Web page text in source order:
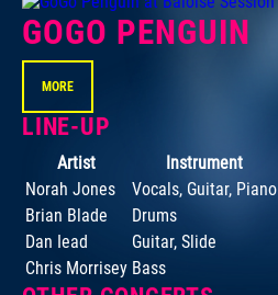
GOGO PENGUIN
MORE
LINE-UP
Artist
Instrument
Norah Jones
Vocals, Guitar, Piano
Brian Blade
Drums
Dan Iead
Guitar, Slide
Chris Morrisey Bass